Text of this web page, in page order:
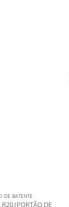
DE BATENTE
(PORTÃO DE